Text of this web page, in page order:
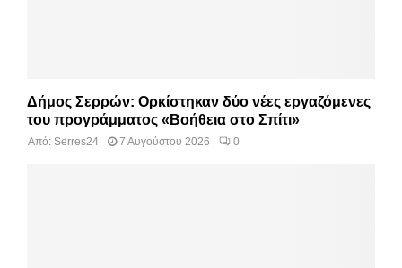
Δήμος Σερρών: Ορκίστηκαν δύο νέες εργαζόμενες
του προγράμματος «Βοήθεια στο Σπίτι»
Από: Serres24 7 Αυγούστου 2026 0